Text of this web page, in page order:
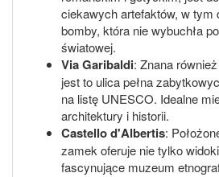
ciekawych artefaktów, w tym
bomby, która nie wybuchła
światowej.
Via Garibaldi: Znana
jest to ulica pełna
na listę UNESCO. Idealne
architektury i historii.
Castello d'Albertis:
zamek oferuje nie tylko
fascynujące muzeum